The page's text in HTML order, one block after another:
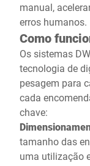
manual,
erros humanos.
Como
Os sistemas
tecnologia de
pesagem para
cada
chave:
tamanho das
uma utilização